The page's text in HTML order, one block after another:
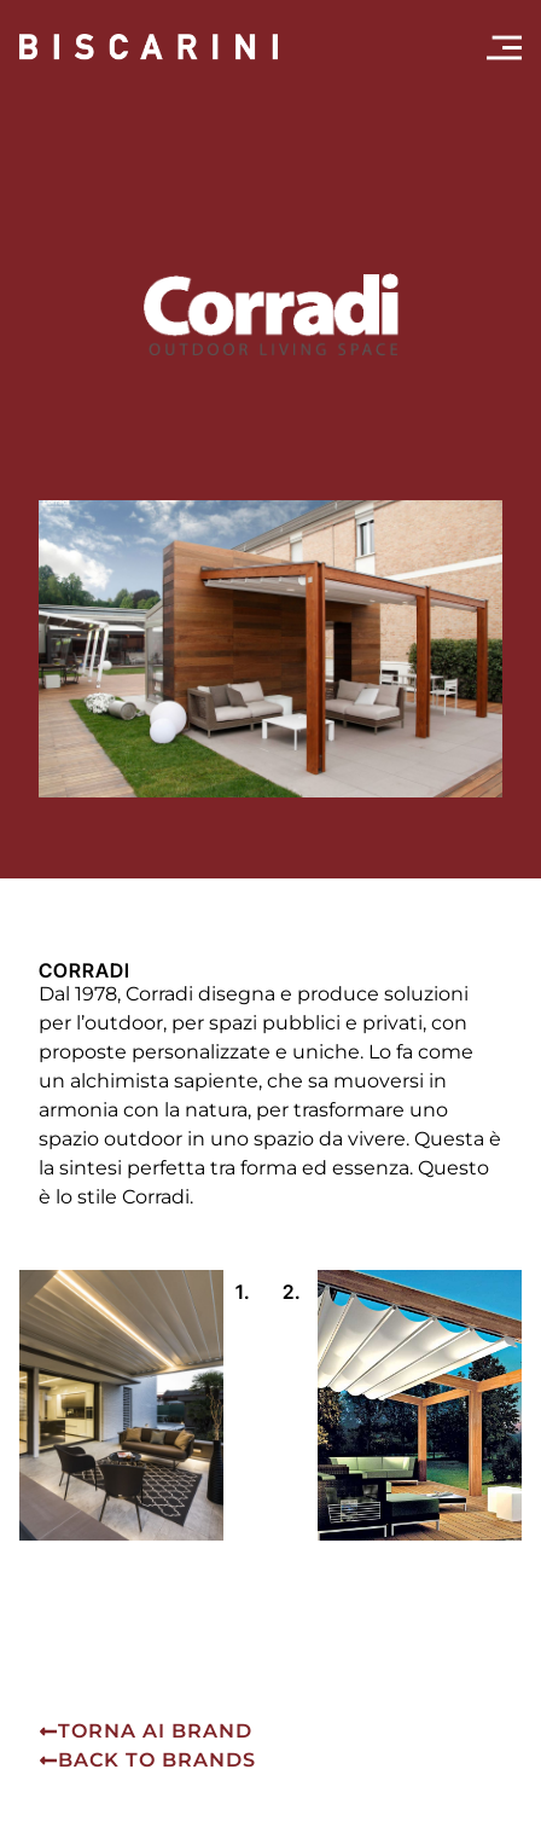
CORRADI
Dal 1978, Corradi disegna e produce soluzioni
per l’outdoor, per spazi pubblici e privati, con
proposte personalizzate e uniche. Lo fa come
un alchimista sapiente, che sa muoversi in
armonia con la natura, per trasformare uno
spazio outdoor in uno spazio da vivere. Questa è
la sintesi perfetta tra forma ed essenza. Questo
è lo stile Corradi.
1. 2.
TORNA AI BRAND
BACK TO BRANDS